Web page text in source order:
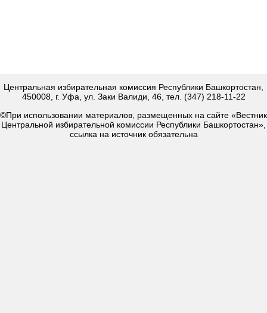
Центральная избирательная комиссия Республики Башкортостан,
450008, г. Уфа, ул. Заки Валиди, 46, тел. (347) 218-11-22
©При использовании материалов, размещенных на сайте «Вестник
Центральной избирательной комиссии Республики Башкортостан»,
ссылка на источник обязательна